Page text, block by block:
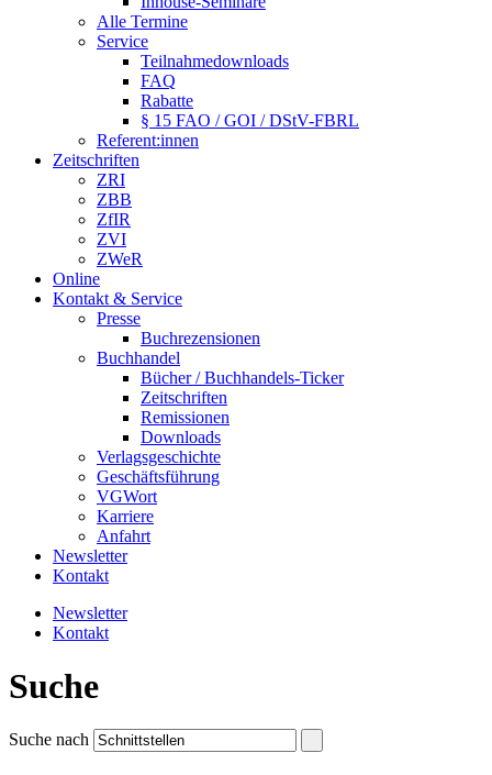
Alle Termine
Service
Teilnahmedownloads
FAQ
Rabatte
§ 15 FAO / GOI / DStV-FBRL
Referent:innen
Zeitschriften
ZRI
ZBB
ZfIR
ZVI
ZWeR
Online
Kontakt & Service
Presse
Buchrezensionen
Buchhandel
Bücher / Buchhandels-Ticker
Zeitschriften
Remissionen
Downloads
Verlagsgeschichte
Geschäftsführung
VGWort
Karriere
Anfahrt
Newsletter
Kontakt
Newsletter
Kontakt
Suche
Suche nach